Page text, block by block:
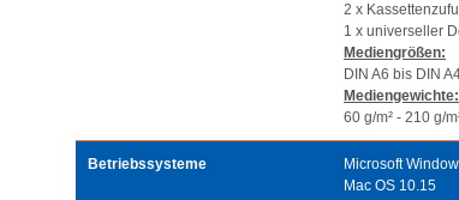
2 x
1 x universeller
Mediengrößen:
DIN A6 bis DIN
Mediengewichte:
60 g/m² - 210 g/
Betriebssysteme
Microsoft
Mac OS 10.15